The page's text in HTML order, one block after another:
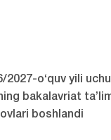
2027-o‘quv yili
bakalavriat
boshlandi